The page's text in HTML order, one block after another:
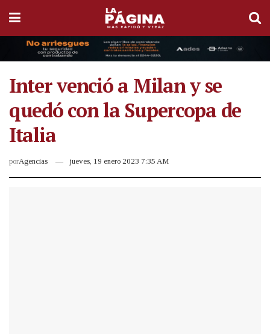
Inter venció a Milan y se
quedó con la Supercopa de
Italia
porAgencias jueves, 19 enero 2023 7:35 AM